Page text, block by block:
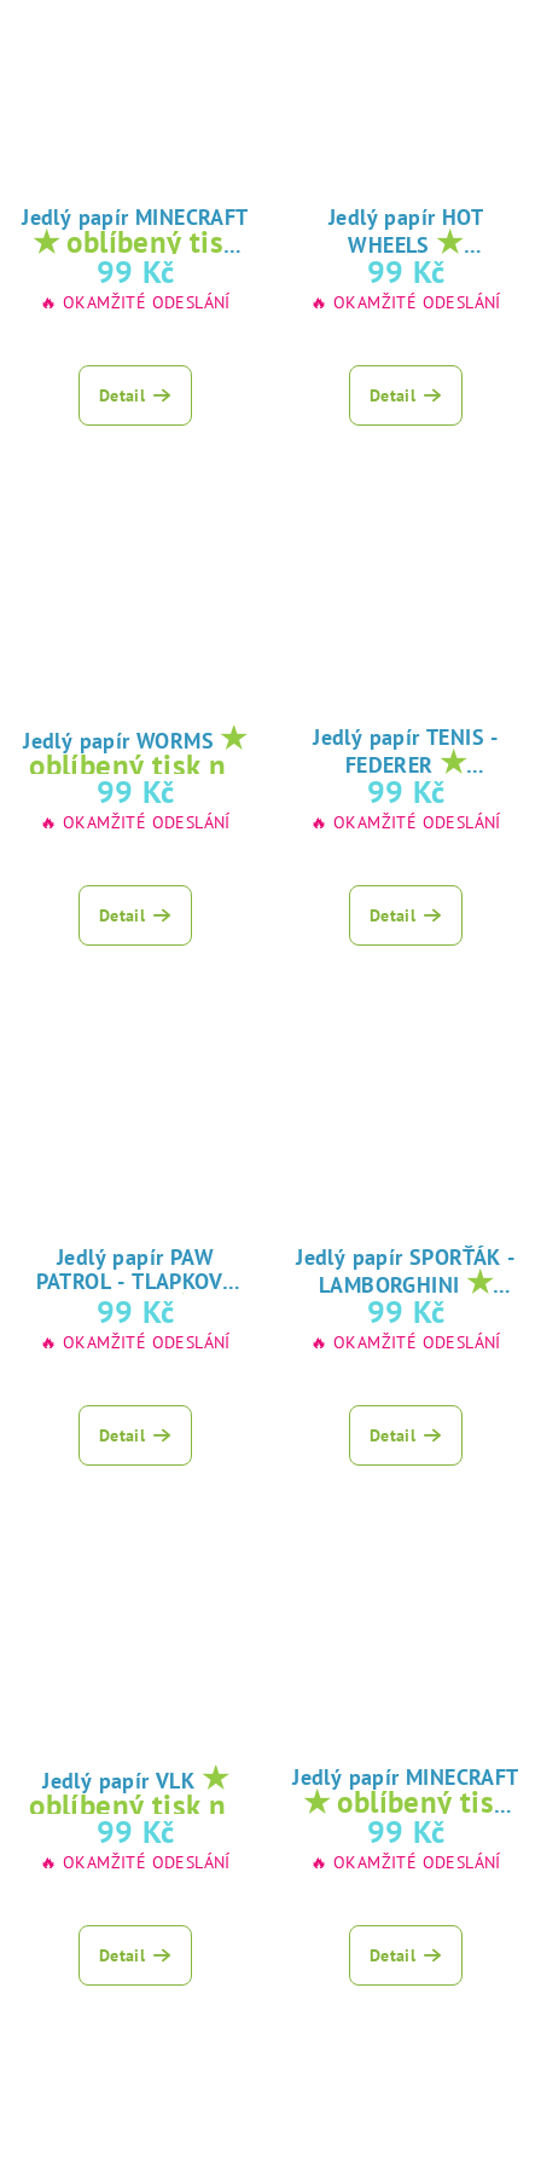
Jedlý papír MINECRAFT
★ oblíbený tisk
na jedlý papír
99 Kč
🔥 OKAMŽITÉ ODESLÁNÍ
Detail
Jedlý papír HOT
WHEELS ★
oblíbený tisk na
jedlý papír
99 Kč
🔥 OKAMŽITÉ ODESLÁNÍ
Detail
Jedlý papír WORMS ★
oblíbený tisk na
jedlý papír
99 Kč
🔥 OKAMŽITÉ ODESLÁNÍ
Detail
Jedlý papír TENIS -
FEDERER ★
oblíbený tisk na
jedlý papír
99 Kč
🔥 OKAMŽITÉ ODESLÁNÍ
Detail
Jedlý papír PAW
PATROL - TLAPKOVÁ
PATROLA★
oblíbený tisk na
jedlý papír
99 Kč
🔥 OKAMŽITÉ ODESLÁNÍ
Detail
Jedlý papír SPORŤÁK -
LAMBORGHINI ★
oblíbený tisk na
jedlý papír
99 Kč
🔥 OKAMŽITÉ ODESLÁNÍ
Detail
Jedlý papír VLK ★
oblíbený tisk na
jedlý papír
99 Kč
🔥 OKAMŽITÉ ODESLÁNÍ
Detail
Jedlý papír MINECRAFT
★ oblíbený tisk
na jedlý papír
99 Kč
🔥 OKAMŽITÉ ODESLÁNÍ
Detail